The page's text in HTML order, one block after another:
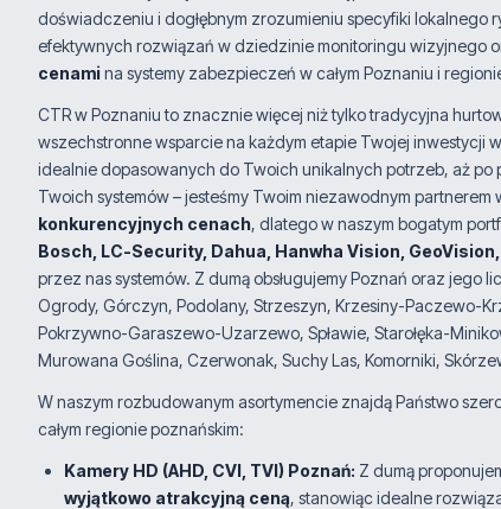
doświadczeniu i dogłębnym zrozumieniu specyfiki lokalnego
efektywnych rozwiązań w dziedzinie monitoringu wizyjnego
cenamina systemy zabezpieczeń w całym Poznaniu i
CTR w Poznaniu to znacznie więcej niż tylko tradycyjna
wszechstronne wsparcie na każdym etapie Twojej
idealnie dopasowanych do Twoich unikalnych potrzeb, aż
Twoich systemów – jesteśmy Twoim niezawodnym
konkurencyjnych cenach, dlatego w naszym bogatym
Bosch, LC-Security, Dahua, Hanwha Vision,
przez nas systemów. Z dumą obsługujemy Poznań oraz jego
Ogrody, Górczyn, Podolany, Strzeszyn, Krzesiny-Paczewo-
Pokrzywno-Garaszewo-Uzarzewo, Spławie, Starołęka-
Murowana Goślina, Czerwonak, Suchy Las, Komorniki,
W naszym rozbudowanym asortymencie znajdą Państwo
całym regionie poznańskim:
Kamery HD (AHD, CVI, TVI) Poznań: Z dumą
wyjątkowo atrakcyjną ceną, stanowiąc idealne